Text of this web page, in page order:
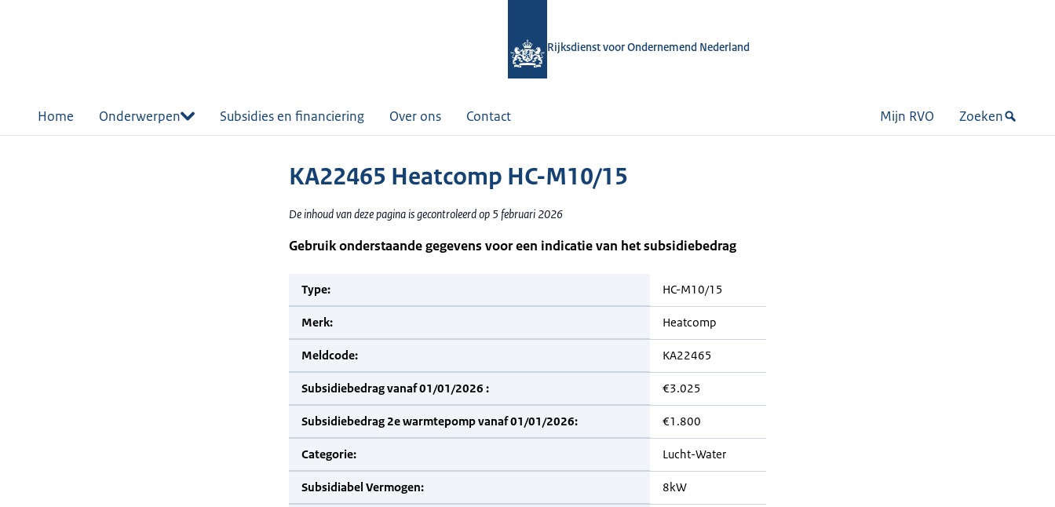
Rijksdienst voor Ondernemend Nederland
Home Onderwerpen Subsidies en financiering Over ons Contact Mijn RVO Zoeken
KA22465 Heatcomp HC-M10/15
De inhoud van deze pagina is gecontroleerd op 5 februari 2026
Gebruik onderstaande gegevens voor een indicatie van het subsidiebedrag
Type: HC-M10/15
Merk: Heatcomp
Meldcode: KA22465
Subsidiebedrag vanaf 01/01/2026 : €3.025
Subsidiebedrag 2e warmtepomp vanaf 01/01/2026: €1.800
Categorie: Lucht-Water
Subsidiabel Vermogen: 8kW